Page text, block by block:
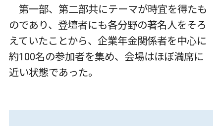
第一部、第二部共にテーマが時宜を得たも
のであり、登壇者にも各分野の著名人をそろ
えていたことから、企業年金関係者を中心に
約100名の参加者を集め、会場はほぼ満席に
近い状態であった。